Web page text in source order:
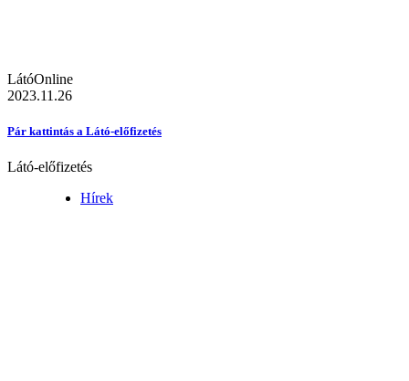
LátóOnline
2023.11.26
Pár kattintás a Látó-előfizetés
Látó-előfizetés
Hírek